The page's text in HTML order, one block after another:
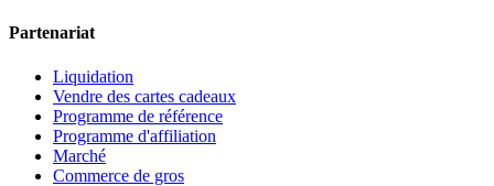
Partenariat
Liquidation
Vendre des cartes cadeaux
Programme de référence
Programme d'affiliation
Marché
Commerce de gros